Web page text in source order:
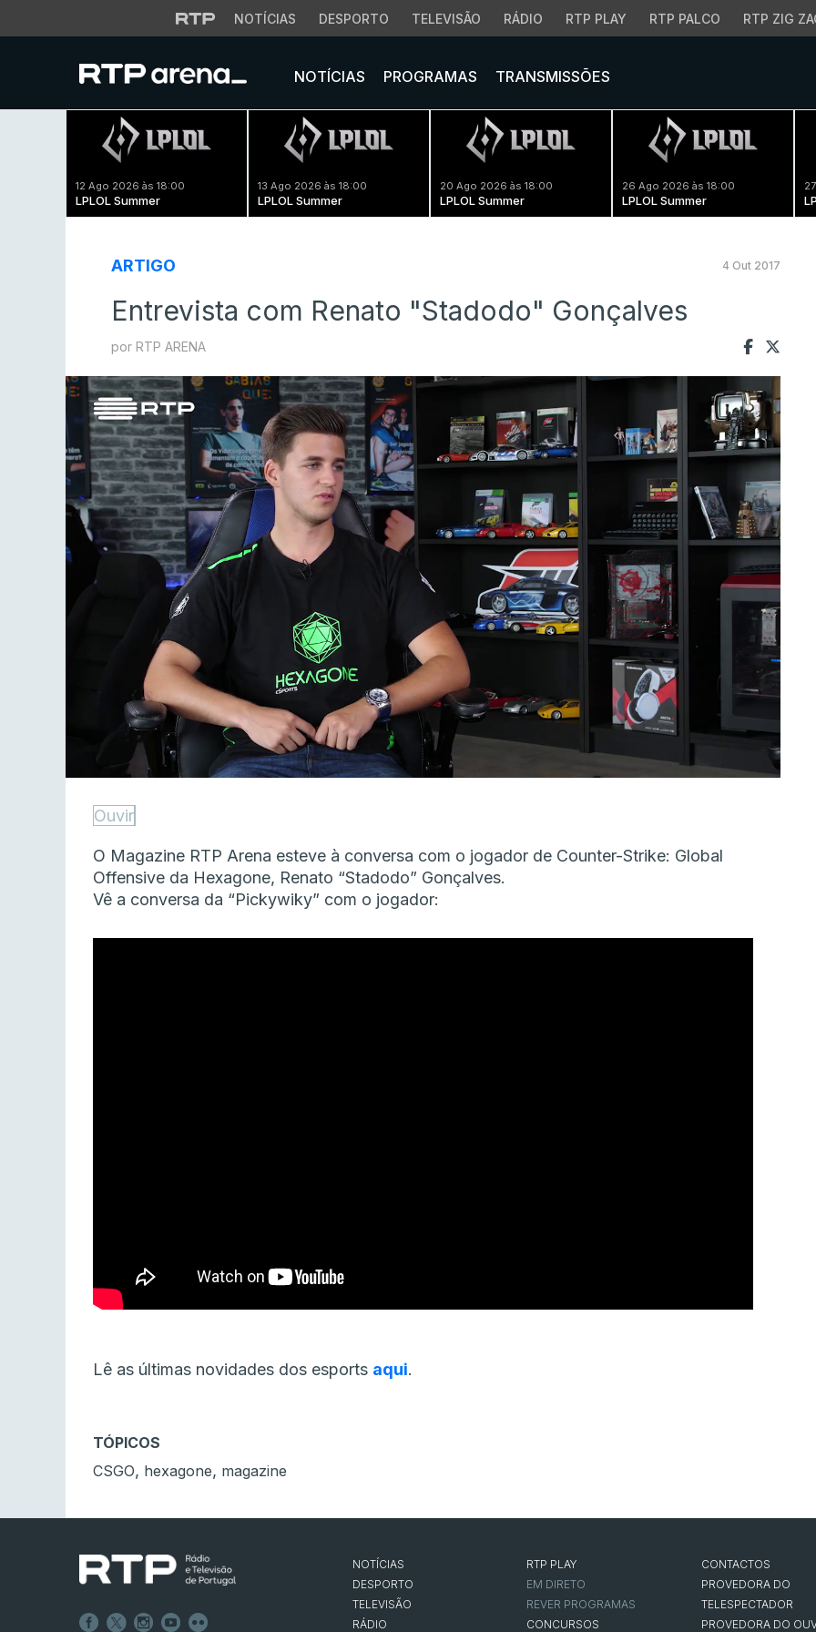
NOTÍCIAS DESPORTO TELEVISÃO RÁDIO RTP PLAY RTP PALCO RTP ZIG
NOTÍCIAS PROGRAMAS TRANSMISSÕES
12 Ago 2026 às 18:00
LPLOL Summer
13 Ago 2026 às 18:00
LPLOL Summer
20 Ago 2026 às 18:00
LPLOL Summer
26 Ago 2026 às 18:00
LPLOL Summer
ARTIGO 4 Out 2017
Entrevista com Renato "Stadodo" Gonçalves
por RTP ARENA
Ouvir
O Magazine RTP Arena esteve à conversa com o jogador de Counter-Strike: Global
Offensive da Hexagone, Renato “Stadodo” Gonçalves.
Vê a conversa da “Pickywiky” com o jogador:
Lê as últimas novidades dos esports aqui.
TÓPICOS
CSGO, hexagone, magazine
NOTÍCIAS
DESPORTO
TELEVISÃO
RÁDIO
RTP PLAY
EM DIRETO
REVER PROGRAMAS
CONCURSOS
CONTACTOS
PROVEDORA DO
TELESPECTADOR
PROVEDORA DO